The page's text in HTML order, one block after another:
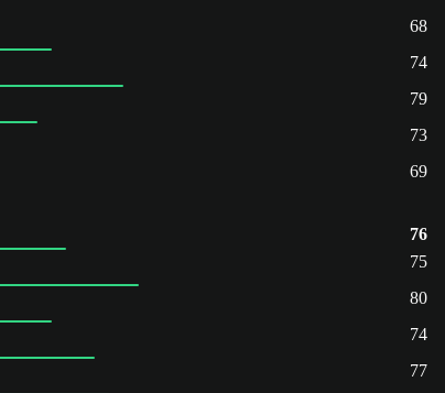
68
74
79
73
69
76
75
80
74
77